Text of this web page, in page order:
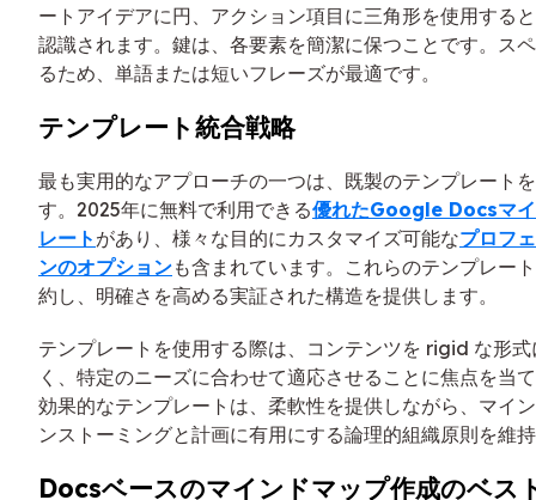
ートアイデアに円、アクション項目に三角形を使用する
認識されます。鍵は、各要素を簡潔に保つことです。ス
るため、単語または短いフレーズが最適です。
テンプレート統合戦略
最も実用的なアプローチの一つは、既製のテンプレート
す。2025年に無料で利用できる優れたGoogle Docsマ
レート があり、様々な目的にカスタマイズ可能なプロフ
ンのオプションも含まれています。これらのテンプレー
約し、明確さを高める実証された構造を提供します。
テンプレートを使用する際は、コンテンツを rigid な形
く、特定のニーズに合わせて適応させることに焦点を当
効果的なテンプレートは、柔軟性を提供しながら、マイ
ンストーミングと計画に有用にする論理的組織原則を維
Docsベースのマインドマップ作成のベス